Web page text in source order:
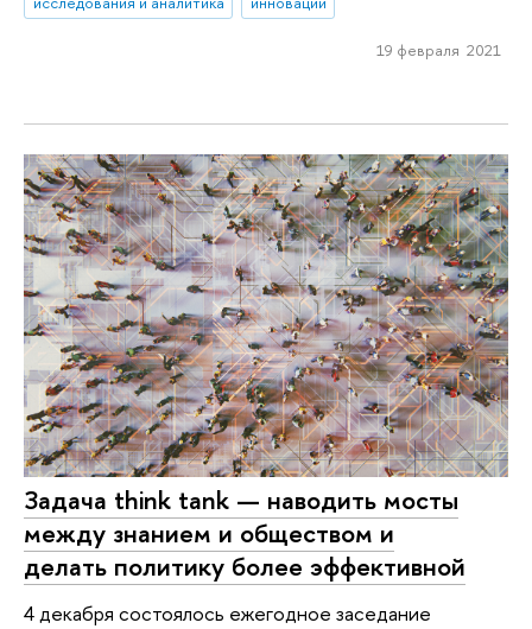
19 февраля 2021
Задача think tank — наводить мосты
между знанием и обществом и
делать политику более эффективной
4 декабря состоялось ежегодное заседание